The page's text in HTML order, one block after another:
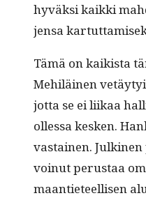
hyväk­si kaik­ki
jen­sa
Tämä on kaik­ista
Mehiläi­nen
jot­ta se ei liikaa
ollessa kesken.
vas­tainen.
voin­ut perus­taa
maanti­eteel­lisen